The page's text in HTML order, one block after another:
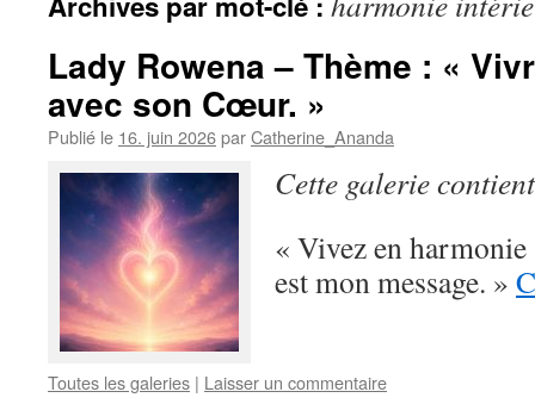
Lady Rowena – Thème : «
avec son Cœur. »
Publié le 16. juin 2026parCatherine_Ananda
Cette galerie
« Vivez en
est mon message. »
Toutes les galeries | Laisser un commentaire